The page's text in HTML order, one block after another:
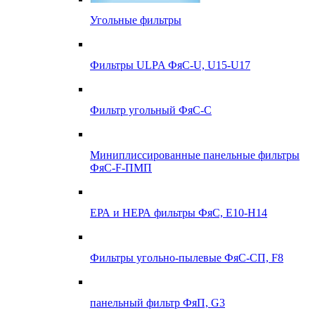
Угольные фильтры
Фильтры ULPA ФяС-U, U15-U17
Фильтр угольный ФяС-С
Миниплиссированные панельные фильтры
ФяС-F-ПМП
ЕРА и НЕРА фильтры ФяС, E10-H14
Фильтры угольно-пылевые ФяС-СП, F8
панельный фильтр ФяП, G3